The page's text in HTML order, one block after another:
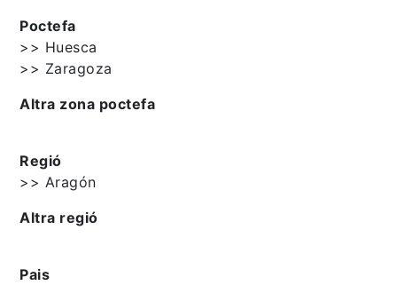
Poctefa
>> Huesca
>> Zaragoza
Altra zona poctefa
Regió
>> Aragón
Altra regió
Pais